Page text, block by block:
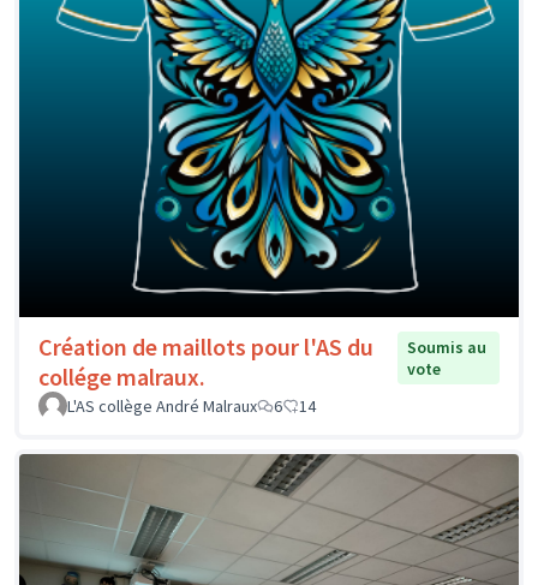
Création de maillots pour l'AS du
collége malraux.
Soumis au
vote
L'AS collège André Malraux
6 14